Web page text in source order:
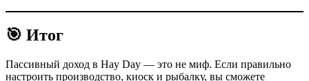
🎯 Итог
Пассивный доход в Hay Day — это не миф. Если правильно
настроить производство, киоск и рыбалку, вы сможете